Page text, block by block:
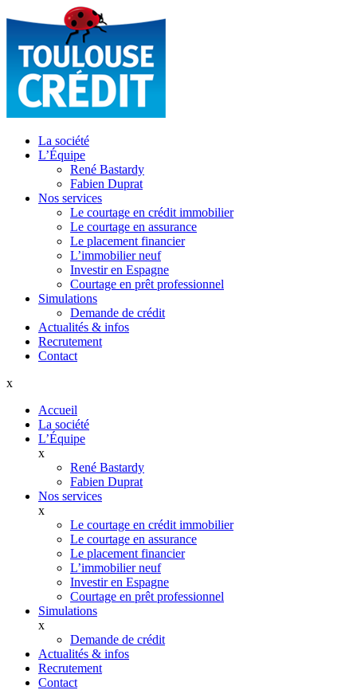
La société
L’Équipe
René Bastardy
Fabien Duprat
Nos services
Le courtage en crédit immobilier
Le courtage en assurance
Le placement financier
L’immobilier neuf
Investir en Espagne
Courtage en prêt professionnel
Simulations
Demande de crédit
Actualités & infos
Recrutement
Contact
x
Accueil
La société
L’Équipe
x
René Bastardy
Fabien Duprat
Nos services
x
Le courtage en crédit immobilier
Le courtage en assurance
Le placement financier
L’immobilier neuf
Investir en Espagne
Courtage en prêt professionnel
Simulations
x
Demande de crédit
Actualités & infos
Recrutement
Contact